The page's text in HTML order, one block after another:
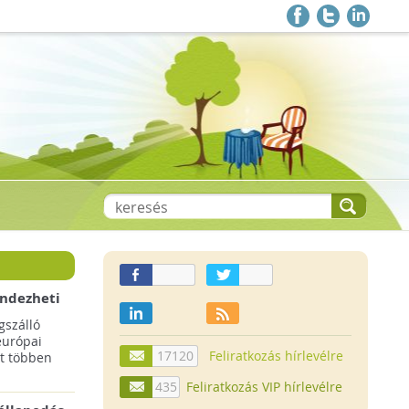
többen
17120
Feliratkozás hírlevélre
435
Feliratkozás VIP hírlevélre